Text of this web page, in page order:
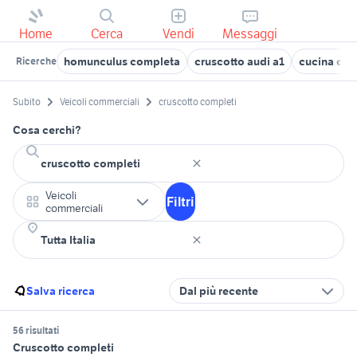
Home Cerca Vendi Messaggi
Ricerche homunculus completa cruscotto audi a1 cucina
Subito Veicoli commerciali cruscotto completi
Cosa cerchi?
Veicoli
commerciali
Filtri
Salva ricerca Dal più recente
56 risultati
Cruscotto completi